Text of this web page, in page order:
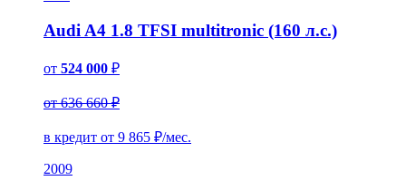
Audi A4 1.8 TFSI multitronic (160 л.с.)
от 524 000 ₽
от 636 660 ₽
в кредит от 9 865 ₽/мес.
2009